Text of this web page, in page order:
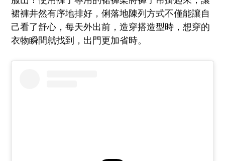
裙褲井然有序地排好，俐落地陳列方式不僅能讓自
己看了舒心，每天外出前，造穿搭造型時，想穿的
衣物瞬間就找到，出門更加省時。